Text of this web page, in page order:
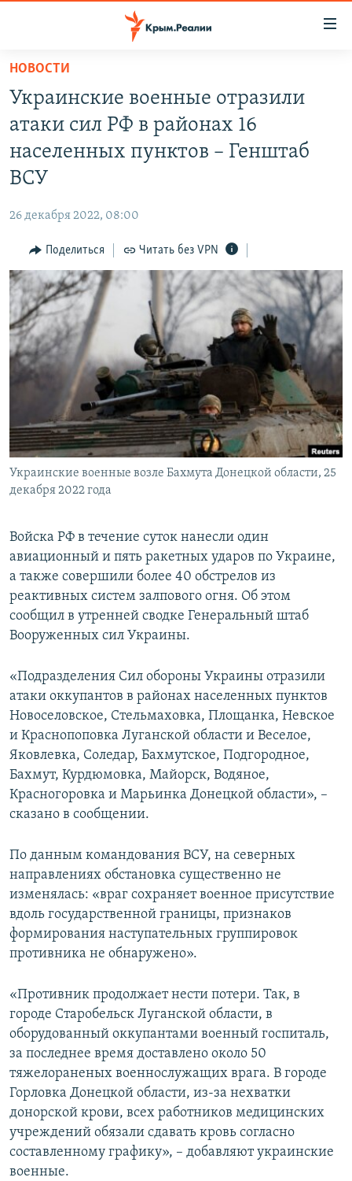
Вернуться
основному
содержанию
главной
Вернутся
поиску
СПЕЦПРОЕКТЫ
КАРТА ВОЕННЫХ ОБЪЕКТОВ КРЫМА
ИСТОРИЯ
ИНТЕРАКТИВ
ИНФОГРАФИКА
ТЕЛЕПРОЕКТ КРЫМ.РЕАЛИИ
СОВЕТЫ ПРАВОЗАЩИТНИКОВ
ПРОПАВШИЕ БЕЗ ВЕСТИ
ПОБЕДИТЕЛЕЙ НЕ СУДЯТ?
КРЫМ.НЕПОКОРЕННЫЙ
ELIFBE
УКРАИНСКАЯ ПРОБЛЕМА КРЫМА
РАДІО СВОБОДА
КАК ОБОЙТИ БЛОКИРОВКУ
Українською
Qırımtatar
ПРИСОЕДИНЯЙТЕСЬ!
Все сайты RFE/RL
НОВОСТИ
Украинские военные отразили
атаки сил РФ в районах 16
населенных пунктов – Генштаб
ВСУ
26 декабря 2022, 08:00
Поделиться Читать без VPN
Украинские военные возле Бахмута Донецкой области, 25
декабря 2022 года
Войска РФ в течение суток нанесли один
авиационный и пять ракетных ударов по Украине,
а также совершили более 40 обстрелов из
реактивных систем залпового огня. Об этом
сообщил в утренней сводке Генеральный штаб
Вооруженных сил Украины.
«Подразделения Сил обороны Украины отразили
атаки оккупантов в районах населенных пунктов
Новоселовское, Стельмаховка, Площанка, Невское
и Краснопоповка Луганской области и Веселое,
Яковлевка, Соледар, Бахмутское, Подгородное,
Бахмут, Курдюмовка, Майорск, Водяное,
Красногоровка и Марьинка Донецкой области», –
сказано в сообщении.
По данным командования ВСУ, на северных
направлениях обстановка существенно не
изменялась: «враг сохраняет военное присутствие
вдоль государственной границы, признаков
формирования наступательных группировок
противника не обнаружено».
«Противник продолжает нести потери. Так, в
городе Старобельск Луганской области, в
оборудованный оккупантами военный госпиталь,
за последнее время доставлено около 50
тяжелораненых военнослужащих врага. В городе
Горловка Донецкой области, из-за нехватки
донорской крови, всех работников медицинских
учреждений обязали сдавать кровь согласно
составленному графику», – добавляют украинские
военные.